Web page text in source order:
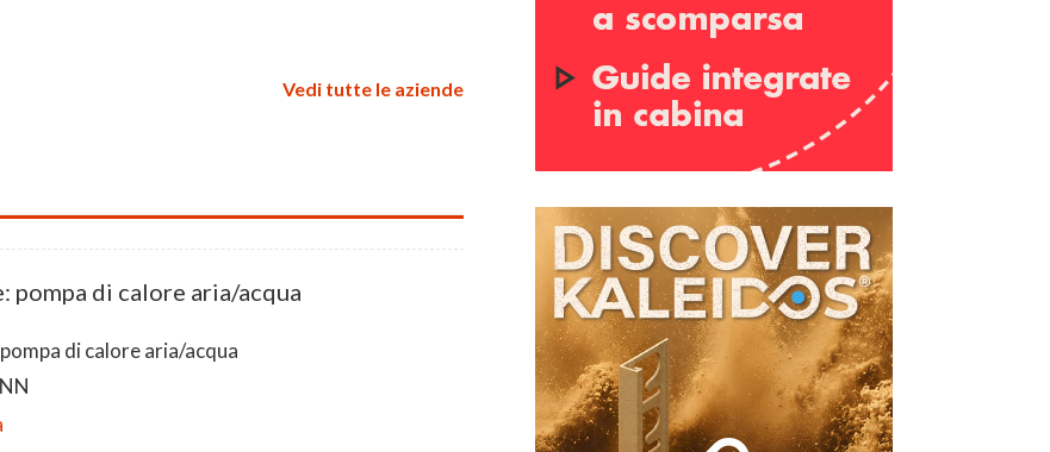
Vedi tutte le aziende
pompa di calore aria/acqua
di calore aria/acqua